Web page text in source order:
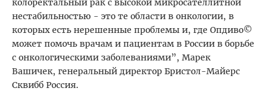
колоректальный рак с высокой микросателлитной
нестабильностью - это те области в онкологии, в
которых есть нерешенные проблемы и, где Опдиво©
может помочь врачам и пациентам в России в борьбе
с онкологическими заболеваниями”, Марек
Вашичек, генеральный директор Бристол-Майерс
Сквибб Россия.